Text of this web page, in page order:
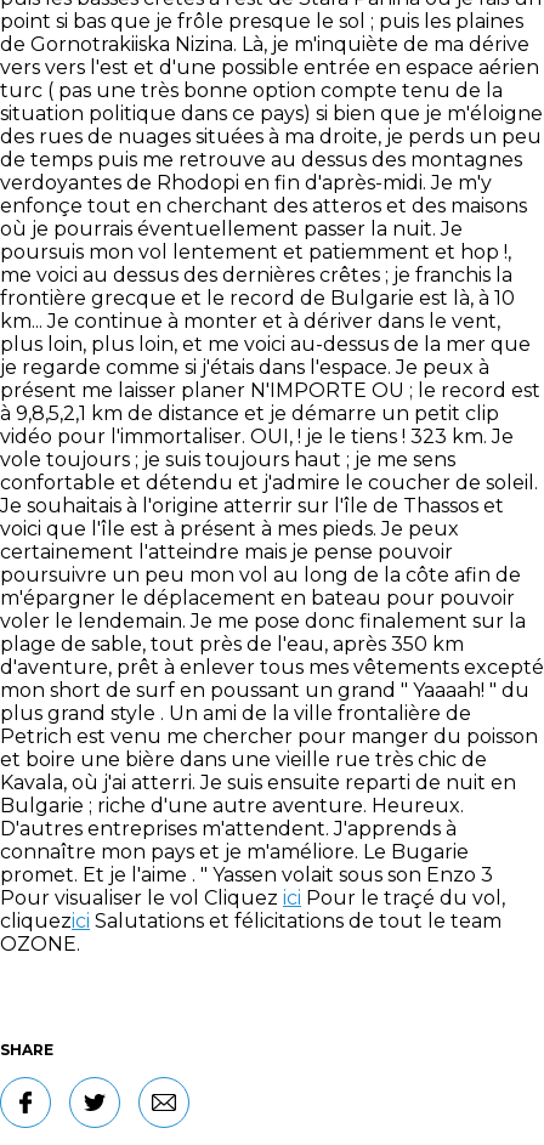
point si bas que je frôle presque le sol ; puis les plaines
de Gornotrakiiska Nizina. Là, je m'inquiète de ma dérive
vers vers l'est et d'une possible entrée en espace aérien
turc ( pas une très bonne option compte tenu de la
situation politique dans ce pays) si bien que je m'éloigne
des rues de nuages situées à ma droite, je perds un peu
de temps puis me retrouve au dessus des montagnes
verdoyantes de Rhodopi en fin d'après-midi. Je m'y
enfonçe tout en cherchant des atteros et des maisons
où je pourrais éventuellement passer la nuit. Je
poursuis mon vol lentement et patiemment et hop !,
me voici au dessus des dernières crêtes ; je franchis la
frontière grecque et le record de Bulgarie est là, à 10
km... Je continue à monter et à dériver dans le vent,
plus loin, plus loin, et me voici au-dessus de la mer que
je regarde comme si j'étais dans l'espace. Je peux à
présent me laisser planer N'IMPORTE OU ; le record est
à 9,8,5,2,1 km de distance et je démarre un petit clip
vidéo pour l'immortaliser. OUI, ! je le tiens ! 323 km. Je
vole toujours ; je suis toujours haut ; je me sens
confortable et détendu et j'admire le coucher de soleil.
Je souhaitais à l'origine atterrir sur l'île de Thassos et
voici que l'île est à présent à mes pieds. Je peux
certainement l'atteindre mais je pense pouvoir
poursuivre un peu mon vol au long de la côte afin de
m'épargner le déplacement en bateau pour pouvoir
voler le lendemain. Je me pose donc finalement sur la
plage de sable, tout près de l'eau, après 350 km
d'aventure, prêt à enlever tous mes vêtements excepté
mon short de surf en poussant un grand " Yaaaah! " du
plus grand style . Un ami de la ville frontalière de
Petrich est venu me chercher pour manger du poisson
et boire une bière dans une vieille rue très chic de
Kavala, où j'ai atterri. Je suis ensuite reparti de nuit en
Bulgarie ; riche d'une autre aventure. Heureux.
D'autres entreprises m'attendent. J'apprends à
connaître mon pays et je m'améliore. Le Bugarie
promet. Et je l'aime . " Yassen volait sous son Enzo 3
Pour visualiser le vol Cliquez ici Pour le traçé du vol,
cliquezici Salutations et félicitations de tout le team
OZONE.
SHARE